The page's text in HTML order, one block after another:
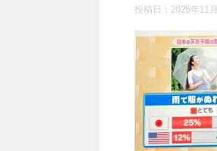
投稿日： 2025年11